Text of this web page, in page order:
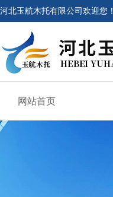
河北玉航木托有限公司欢迎您！
网站首页